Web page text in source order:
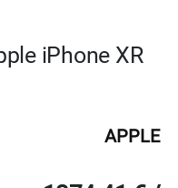
iPhone XR
APPLE